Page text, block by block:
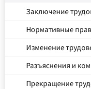
Заключение
Нормативные
Изменение
Разъяснения и
Прекращение